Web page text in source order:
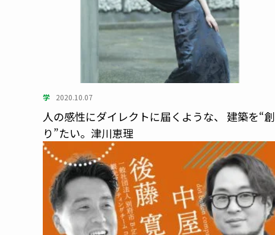
学 2020.10.07
人の感性にダイレクトに届くような、 建築を“創
り”たい。津川恵理